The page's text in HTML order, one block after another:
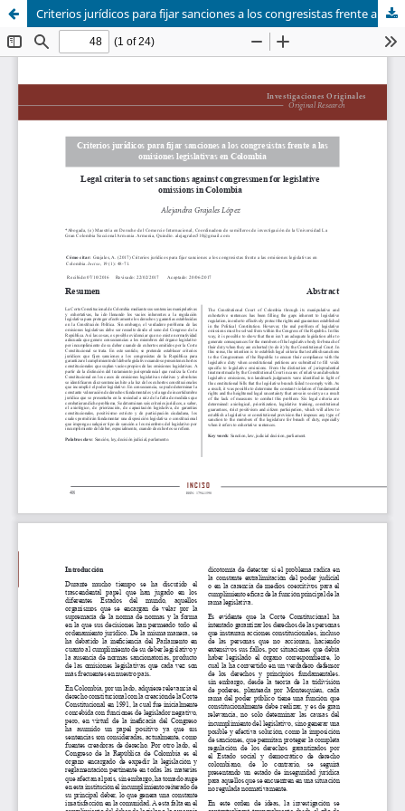
Criterios jurídicos para fijar sanciones a los congresistas frente a las omisiones legislativas en Colombia